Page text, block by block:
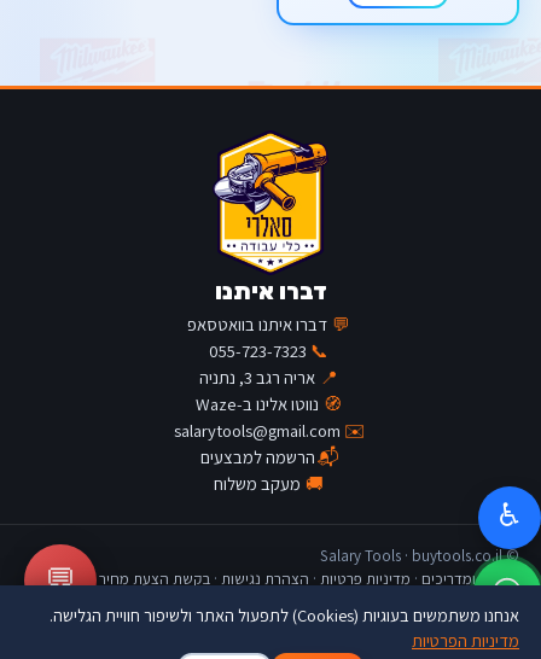
דברו איתנו
💬 דברו איתנו בוואטסאפ
📞
055-723-7323
📍 אריה רגב 3, נתניה
🧭 נווטו אלינו ב-Waze
✉️
salarytools@gmail.com
📬הרשמה למבצעים
🚚 מעקב משלוח
© Salary Tools · buytools.co.il
כתבות ומדריכים · מדיניות פרטיות · הצהרת נגישות · בקשת הצעת מחיר 💬
♿
אנחנו משתמשים בעוגיות (Cookies) לתפעול האתר ולשיפור חוויית הגלישה.
מדיניות הפרטיות